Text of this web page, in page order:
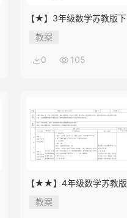
【★】3年级数学苏教版
教案第9单元后《上学时
教案
0 105
【★★】4年级数学苏教
册教案第9单元《单元复
教案